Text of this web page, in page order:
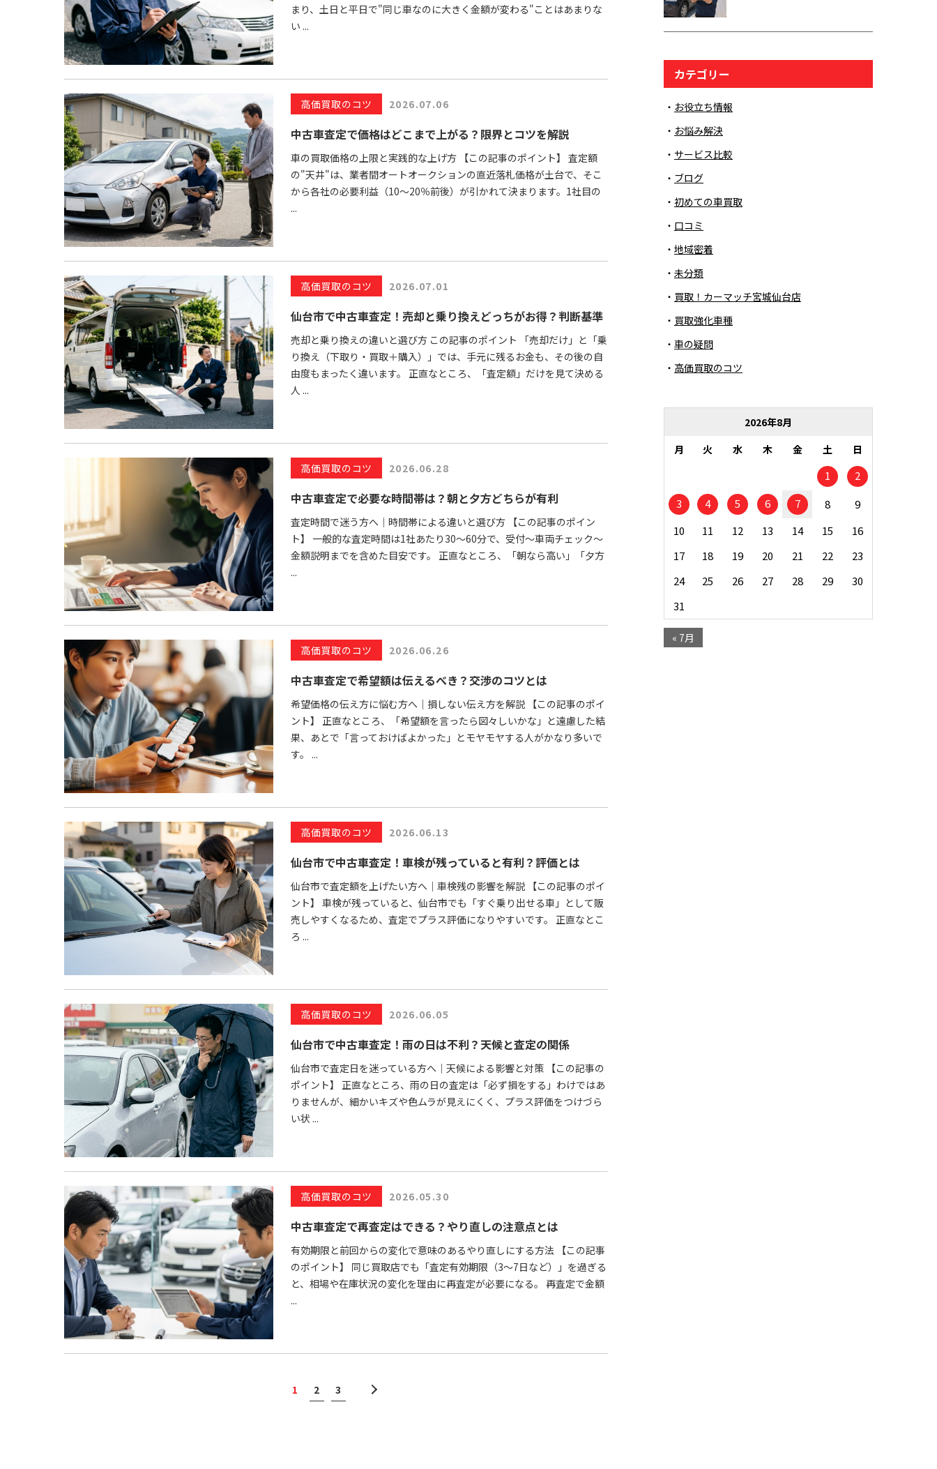
まり、土日と平日で"同じ車なのに大きく金額が変わる"ことはあまりな
い ...
高価買取のコツ 2026.07.06
中古車査定で価格はどこまで上がる？限界とコツを解説
車の買取価格の上限と実践的な上げ方 【この記事のポイント】 査定額
の"天井"は、業者間オートオークションの直近落札価格が土台で、そこ
から各社の必要利益（10〜20％前後）が引かれて決まります。1社目の
...
高価買取のコツ 2026.07.01
仙台市で中古車査定！売却と乗り換えどっちがお得？判断基準
売却と乗り換えの違いと選び方 この記事のポイント 「売却だけ」と「乗
り換え（下取り・買取＋購入）」では、手元に残るお金も、その後の自
由度もまったく違います。 正直なところ、「査定額」だけを見て決める
人 ...
高価買取のコツ 2026.06.28
中古車査定で必要な時間帯は？朝と夕方どちらが有利
査定時間で迷う方へ｜時間帯による違いと選び方 【この記事のポイン
ト】 一般的な査定時間は1社あたり30〜60分で、受付〜車両チェック〜
金額説明までを含めた目安です。 正直なところ、「朝なら高い」「夕方
...
高価買取のコツ 2026.06.26
中古車査定で希望額は伝えるべき？交渉のコツとは
希望価格の伝え方に悩む方へ｜損しない伝え方を解説 【この記事のポイ
ント】 正直なところ、「希望額を言ったら図々しいかな」と遠慮した結
果、あとで「言っておけばよかった」とモヤモヤする人がかなり多いで
す。 ...
高価買取のコツ 2026.06.13
仙台市で中古車査定！車検が残っていると有利？評価とは
仙台市で査定額を上げたい方へ｜車検残の影響を解説 【この記事のポイ
ント】 車検が残っていると、仙台市でも「すぐ乗り出せる車」として販
売しやすくなるため、査定でプラス評価になりやすいです。 正直なとこ
ろ ...
高価買取のコツ 2026.06.05
仙台市で中古車査定！雨の日は不利？天候と査定の関係
仙台市で査定日を迷っている方へ｜天候による影響と対策 【この記事の
ポイント】 正直なところ、雨の日の査定は「必ず損をする」わけではあ
りませんが、細かいキズや色ムラが見えにくく、プラス評価をつけづら
い状 ...
高価買取のコツ 2026.05.30
中古車査定で再査定はできる？やり直しの注意点とは
有効期限と前回からの変化で意味のあるやり直しにする方法 【この記事
のポイント】 同じ買取店でも「査定有効期限（3〜7日など）」を過ぎる
と、相場や在庫状況の変化を理由に再査定が必要になる。 再査定で金額
...
1 2 3
カテゴリー
お役立ち情報
お悩み解決
サービス比較
ブログ
初めての車買取
口コミ
地域密着
未分類
買取！カーマッチ宮城仙台店
買取強化車種
車の疑問
高価買取のコツ
2026年8月
月
火 水 木 金 土 日
1
2
3
4 5 6 7 8
9
10
11 12 13 14 15
16
17
18 19 20 21 22
23
24
25 26 27 28 29
30
31
« 7月